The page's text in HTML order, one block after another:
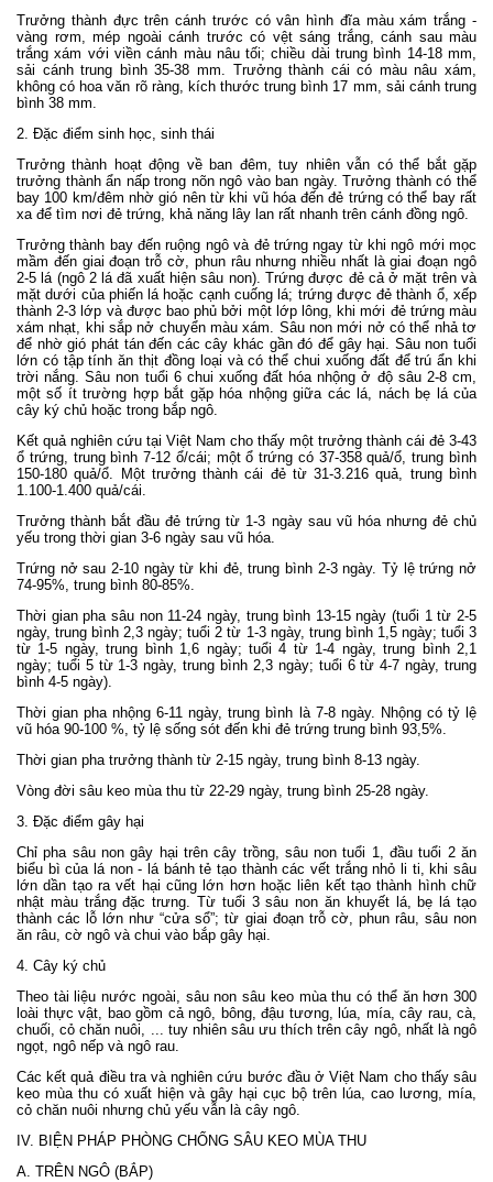
Trưởng thành đực trên cánh trước có vân hình đĩa màu xám trắng -
vàng rơm, mép ngoài cánh trước có vệt sáng trắng, cánh sau màu
trắng xám với viền cánh màu nâu tối; chiều dài trung bình 14-18 mm,
sải cánh trung bình 35-38 mm. Trưởng thành cái có màu nâu xám,
không có hoa văn rõ ràng, kích thước trung bình 17 mm, sải cánh trung
bình 38 mm.
2. Đặc điểm sinh học, sinh thái
Trưởng thành hoạt động về ban đêm, tuy nhiên vẫn có thể bắt gặp
trưởng thành ẩn nấp trong nõn ngô vào ban ngày. Trưởng thành có thể
bay 100 km/đêm nhờ gió nên từ khi vũ hóa đến đẻ trứng có thể bay rất
xa để tìm nơi đẻ trứng, khả năng lây lan rất nhanh trên cánh đồng ngô.
Trưởng thành bay đến ruộng ngô và đẻ trứng ngay từ khi ngô mới mọc
mầm đến giai đoạn trỗ cờ, phun râu nhưng nhiều nhất là giai đoạn ngô
2-5 lá (ngô 2 lá đã xuất hiện sâu non). Trứng được đẻ cả ở mặt trên và
mặt dưới của phiến lá hoặc cạnh cuống lá; trứng được đẻ thành ổ, xếp
thành 2-3 lớp và được bao phủ bởi một lớp lông, khi mới đẻ trứng màu
xám nhạt, khi sắp nở chuyển màu xám. Sâu non mới nở có thể nhả tơ
để nhờ gió phát tán đến các cây khác gần đó để gây hại. Sâu non tuổi
lớn có tập tính ăn thịt đồng loại và có thể chui xuống đất để trú ẩn khi
trời nắng. Sâu non tuổi 6 chui xuống đất hóa nhộng ở độ sâu 2-8 cm,
một số ít trường hợp bắt gặp hóa nhộng giữa các lá, nách bẹ lá của
cây ký chủ hoặc trong bắp ngô.
Kết quả nghiên cứu tại Việt Nam cho thấy một trưởng thành cái đẻ 3-43
ổ trứng, trung bình 7-12 ổ/cái; một ổ trứng có 37-358 quả/ổ, trung bình
150-180 quả/ổ. Một trưởng thành cái đẻ từ 31-3.216 quả, trung bình
1.100-1.400 quả/cái.
Trưởng thành bắt đầu đẻ trứng từ 1-3 ngày sau vũ hóa nhưng đẻ chủ
yếu trong thời gian 3-6 ngày sau vũ hóa.
Trứng nở sau 2-10 ngày từ khi đẻ, trung bình 2-3 ngày. Tỷ lệ trứng nở
74-95%, trung bình 80-85%.
Thời gian pha sâu non 11-24 ngày, trung bình 13-15 ngày (tuổi 1 từ 2-5
ngày, trung bình 2,3 ngày; tuổi 2 từ 1-3 ngày, trung bình 1,5 ngày; tuổi 3
từ 1-5 ngày, trung bình 1,6 ngày; tuổi 4 từ 1-4 ngày, trung bình 2,1
ngày; tuổi 5 từ 1-3 ngày, trung bình 2,3 ngày; tuổi 6 từ 4-7 ngày, trung
bình 4-5 ngày).
Thời gian pha nhộng 6-11 ngày, trung bình là 7-8 ngày. Nhộng có tỷ lệ
vũ hóa 90-100 %, tỷ lệ sống sót đến khi đẻ trứng trung bình 93,5%.
Thời gian pha trưởng thành từ 2-15 ngày, trung bình 8-13 ngày.
Vòng đời sâu keo mùa thu từ 22-29 ngày, trung bình 25-28 ngày.
3. Đặc điểm gây hại
Chỉ pha sâu non gây hại trên cây trồng, sâu non tuổi 1, đầu tuổi 2 ăn
biểu bì của lá non - lá bánh tẻ tạo thành các vết trắng nhỏ li ti, khi sâu
lớn dần tạo ra vết hại cũng lớn hơn hoặc liên kết tạo thành hình chữ
nhật màu trắng đặc trưng. Từ tuổi 3 sâu non ăn khuyết lá, bẹ lá tạo
thành các lỗ lớn như “cửa sổ”; từ giai đoạn trỗ cờ, phun râu, sâu non
ăn râu, cờ ngô và chui vào bắp gây hại.
4. Cây ký chủ
Theo tài liệu nước ngoài, sâu non sâu keo mùa thu có thể ăn hơn 300
loài thực vật, bao gồm cả ngô, bông, đậu tương, lúa, mía, cây rau, cà,
chuối, cỏ chăn nuôi, ... tuy nhiên sâu ưu thích trên cây ngô, nhất là ngô
ngọt, ngô nếp và ngô rau.
Các kết quả điều tra và nghiên cứu bước đầu ở Việt Nam cho thấy sâu
keo mùa thu có xuất hiện và gây hại cục bộ trên lúa, cao lương, mía,
cỏ chăn nuôi nhưng chủ yếu vẫn là cây ngô.
IV. BIỆN PHÁP PHÒNG CHỐNG SÂU KEO MÙA THU
A. TRÊN NGÔ (BẮP)